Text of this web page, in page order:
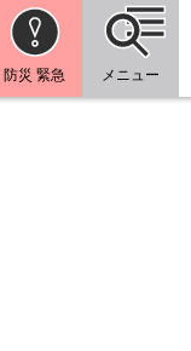
防災 緊急 メニュー